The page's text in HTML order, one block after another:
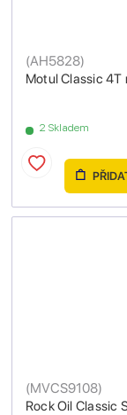
Motul Classic 4T
(AH5828)
2 Skladem
Rock Oil Classic
(MVCS9108)